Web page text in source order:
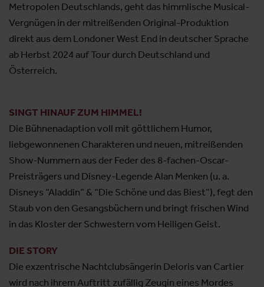
Metropolen Deutschlands, geht das himmlische Musical-
Vergnügen in der mitreißenden Original-Produktion
direkt aus dem Londoner West End in deutscher Sprache
ab Herbst 2024 auf Tour durch Deutschland und
Österreich.
SINGT HINAUF ZUM HIMMEL!
Die Bühnenadaption voll mit göttlichem Humor,
liebgewonnenen Charakteren und neuen, mitreißenden
Show-Nummern aus der Feder des 8-fachen-Oscar-
Preisträgers und Disney-Legende Alan Menken (u. a.
Disneys “Aladdin” & “Die Schöne und das Biest”), fegt den
Staub von den Gesangsbüchern und bringt frischen Wind
in das Kloster der Schwestern vom Heiligen Geist.
DIE STORY
Die exzentrische Nachtclubsängerin Deloris van Cartier
wird nach ihrem Auftritt zufällig Zeugin eines Mordes